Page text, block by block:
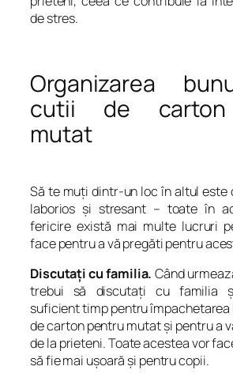
de stres.
Organizarea
cutii de carton
mutat
Să te muţi dintr-un loc în altul este
laborios şi stresant – toate în
fericire există mai multe lucruri
face pentru a vă pregăti pentru
Discutaţi cu familia. Când
trebui să discutaţi cu familia
suficient timp pentru
de carton pentru mutat şi pentru a
de la prieteni. Toate acestea vor
să fie mai uşoară şi pentru copii.